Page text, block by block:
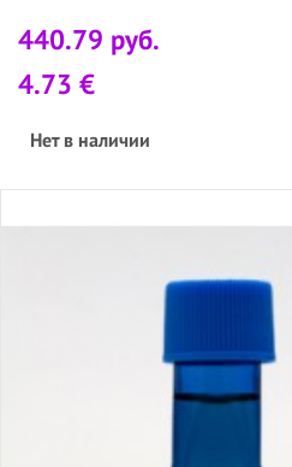
440.79 руб.
4.73 €
Нет в наличии